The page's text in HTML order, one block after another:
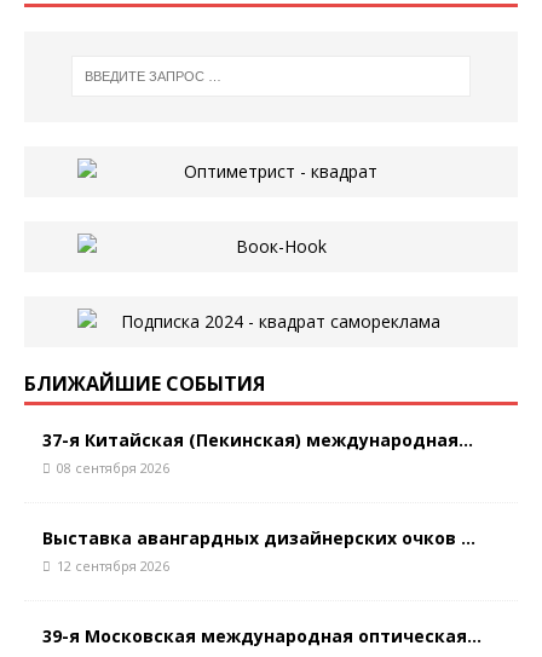
БЛИЖАЙШИЕ СОБЫТИЯ
37-я Китайская (Пекинская) международная...
08 сентября 2026
Выставка авангардных дизайнерских очков ...
12 сентября 2026
39-я Московская международная оптическая...